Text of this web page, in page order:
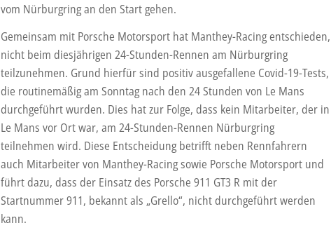
vom Nürburgring an den Start gehen.
Gemeinsam mit Porsche Motorsport hat Manthey-Racing entschieden,
nicht beim diesjährigen 24-Stunden-Rennen am Nürburgring
teilzunehmen. Grund hierfür sind positiv ausgefallene Covid-19-Tests,
die routinemäßig am Sonntag nach den 24 Stunden von Le Mans
durchgeführt wurden. Dies hat zur Folge, dass kein Mitarbeiter, der in
Le Mans vor Ort war, am 24-Stunden-Rennen Nürburgring
teilnehmen wird. Diese Entscheidung betrifft neben Rennfahrern
auch Mitarbeiter von Manthey-Racing sowie Porsche Motorsport und
führt dazu, dass der Einsatz des Porsche 911 GT3 R mit der
Startnummer 911, bekannt als „Grello“, nicht durchgeführt werden
kann.